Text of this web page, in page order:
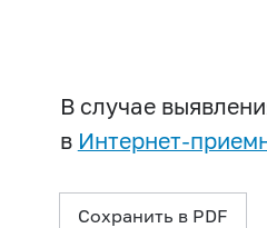
В случае
в Интернет-
Сохранить в PDF